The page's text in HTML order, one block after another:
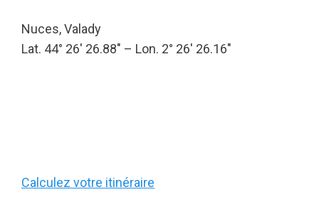
Nuces, Valady
Lat. 44° 26′ 26.88″ – Lon. 2° 26′ 26.16″
Calculez votre itinéraire